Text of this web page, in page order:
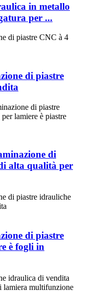
in metallo
per ...
di piastre
di
alta qualità per
di piastre
è fogli in